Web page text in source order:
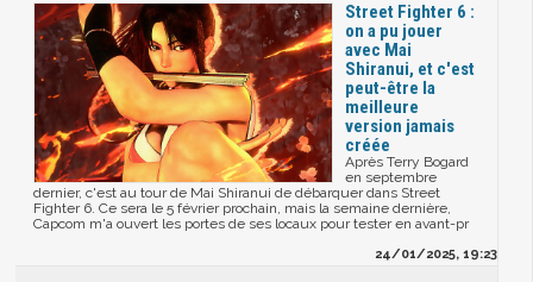
Street Fighter 6 :
on a pu jouer
avec Mai
Shiranui, et c'est
peut-être la
meilleure
version jamais
créée
Après Terry Bogard
en septembre
dernier, c'est au tour de Mai Shiranui de débarquer dans Street
Fighter 6. Ce sera le 5 février prochain, mais la semaine dernière,
Capcom m'a ouvert les portes de ses locaux pour tester en avant-pr
24/01/2025, 19:23